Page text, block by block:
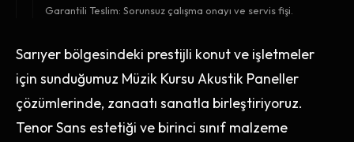
Garantili Teslim: Sorunsuz çalışma onayı ve servis fişi.
Sarıyer bölgesindeki prestijli konut ve işletmeler
için sunduğumuz Müzik Kursu Akustik Paneller
çözümlerinde, zanaatı sanatla birleştiriyoruz.
Tenor Sans estetiği ve birinci sınıf malzeme